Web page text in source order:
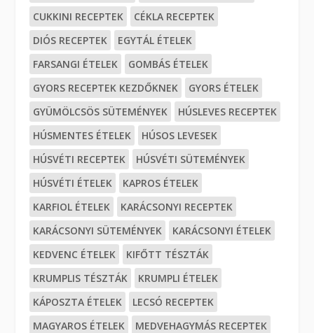
CUKKINI RECEPTEK
CÉKLA RECEPTEK
DIÓS RECEPTEK
EGYTÁL ÉTELEK
FARSANGI ÉTELEK
GOMBÁS ÉTELEK
GYORS RECEPTEK KEZDŐKNEK
GYORS ÉTELEK
GYÜMÖLCSÖS SÜTEMÉNYEK
HÚSLEVES RECEPTEK
HÚSMENTES ÉTELEK
HÚSOS LEVESEK
HÚSVÉTI RECEPTEK
HÚSVÉTI SÜTEMÉNYEK
HÚSVÉTI ÉTELEK
KAPROS ÉTELEK
KARFIOL ÉTELEK
KARÁCSONYI RECEPTEK
KARÁCSONYI SÜTEMÉNYEK
KARÁCSONYI ÉTELEK
KEDVENC ÉTELEK
KIFŐTT TÉSZTÁK
KRUMPLIS TÉSZTÁK
KRUMPLI ÉTELEK
KÁPOSZTA ÉTELEK
LECSÓ RECEPTEK
MAGYAROS ÉTELEK
MEDVEHAGYMÁS RECEPTEK